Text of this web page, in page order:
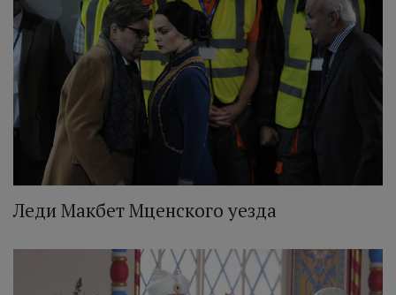
Леди Макбет Мценского уезда